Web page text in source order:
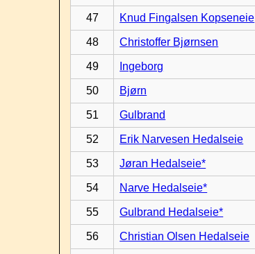
47 Knud Fingalsen Kopseneie
48 Christoffer Bjørnsen
49 Ingeborg
50 Bjørn
51 Gulbrand
52 Erik Narvesen Hedalseie
53 Jøran Hedalseie*
54 Narve Hedalseie*
55 Gulbrand Hedalseie*
56 Christian Olsen Hedalseie